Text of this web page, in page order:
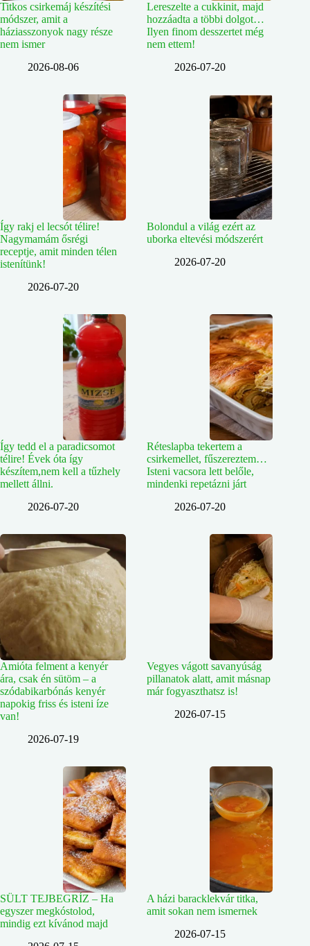
Titkos csirkemáj készítési
módszer, amit a
háziasszonyok nagy része
nem ismer
2026-08-06
Lereszelte a cukkinit, majd
hozzáadta a többi dolgot…
Ilyen finom desszertet még
nem ettem!
2026-07-20
Így rakj el lecsót télire!
Nagymamám ősrégi
receptje, amit minden télen
istenítünk!
2026-07-20
Bolondul a világ ezért az
uborka eltevési módszerért
2026-07-20
Így tedd el a paradicsomot
télire! Évek óta így
készítem,nem kell a tűzhely
mellett állni.
2026-07-20
Réteslapba tekertem a
csirkemellet, fűszereztem…
Isteni vacsora lett belőle,
mindenki repetázni járt
2026-07-20
Amióta felment a kenyér
ára, csak én sütöm – a
szódabikarbónás kenyér
napokig friss és isteni íze
van!
2026-07-19
Vegyes vágott savanyúság
pillanatok alatt, amit másnap
már fogyaszthatsz is!
2026-07-15
SÜLT TEJBEGRÍZ – Ha
egyszer megkóstolod,
mindig ezt kívánod majd
A házi baracklekvár titka,
amit sokan nem ismernek
2026-07-15